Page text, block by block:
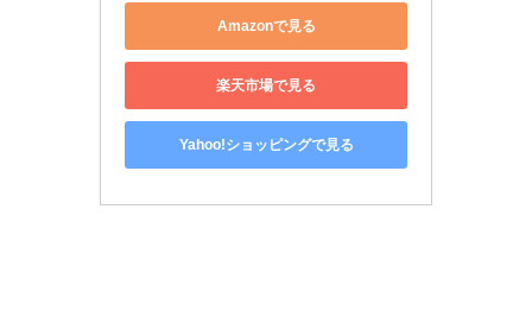
Amazonで見る
楽天市場で見る
Yahoo!ショッピングで見る